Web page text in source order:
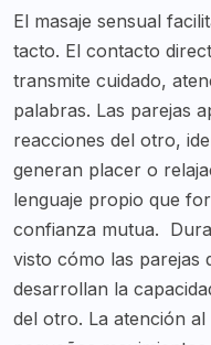
El masaje sensual
tacto. El contacto
transmite cuidado,
palabras. Las parejas
reacciones del otro,
generan placer o
lenguaje propio que
confianza mutua.
visto cómo las parejas
desarrollan la
del otro. La atención